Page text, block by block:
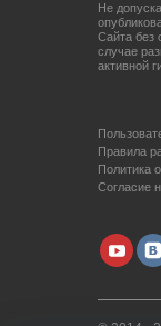
Не
Сайта без
случае
активной
Правила
Политика
Согласие